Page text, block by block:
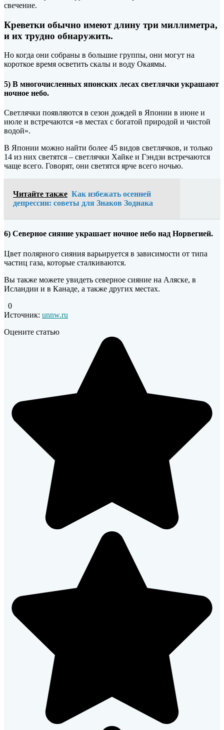
свечение.
Креветки обычно имеют длину три миллиметра,
и их трудно обнаружить.
Но когда они собраны в большие группы, они могут на
короткое время осветить скалы и воду Окаямы.
5) В многочисленных японских лесах светлячки украшают
ночное небо.
Светлячки появляются в сезон дождей в Японии в июне и
июле и встречаются «в местах с богатой природой и чистой
водой».
В Японии можно найти более 45 видов светлячков, и только
14 из них светятся – светлячки Хайке и Гэндзи встречаются
чаще всего. Говорят, они светятся ярче всего ночью.
Читайте также Как избежать осенней
депрессии: советы для Знаков Зодиака
6) Северное сияние украшает ночное небо над Норвегией.
Цвет полярного сияния варьируется в зависимости от типа
частиц газа, которые сталкиваются.
Вы также можете увидеть северное сияние на Аляске, в
Исландии и в Канаде, а также других местах.
0
Источник: unnw.ru
Оцените статью